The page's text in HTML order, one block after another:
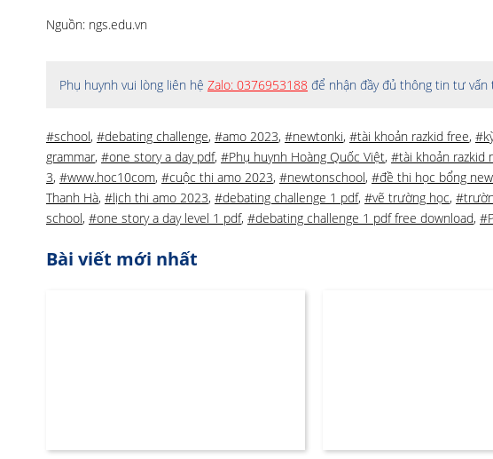
Nguồn: ngs.edu.vn
Phụ huynh vui lòng liên hệ Zalo: 0376953188 để nhận đầy đủ thông tin tư
#school, #debating challenge, #amo 2023, #newtonki, #tài khoản razkid free,
grammar, #one story a day pdf, #Phụ huynh Hoàng Quốc Việt, #tài khoản razkid
3, #www.hoc10com, #cuộc thi amo 2023, #newtonschool, #đề thi học bổng
Thanh Hà, #lịch thi amo 2023, #debating challenge 1 pdf, #vẽ trường học,
school, #one story a day level 1 pdf, #debating challenge 1 pdf free download,
Bài viết mới nhất